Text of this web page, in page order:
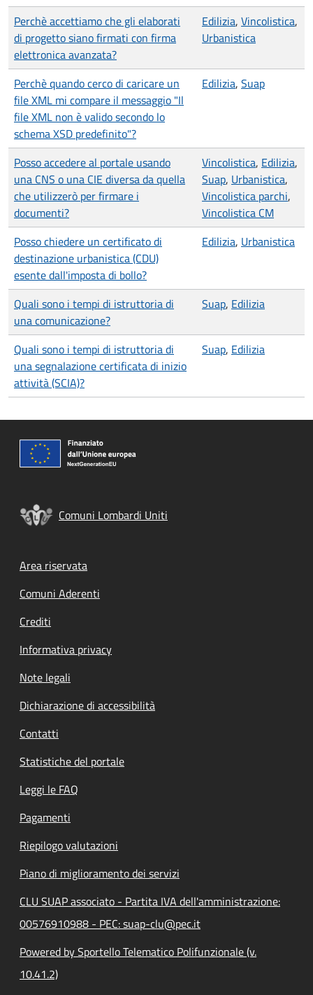
Perchè accettiamo che gli elaborati
di progetto siano firmati con firma
elettronica avanzata?
Edilizia, Vincolistica,
Urbanistica
Perchè quando cerco di caricare un
file XML mi compare il messaggio "Il
file XML non è valido secondo lo
schema XSD predefinito"?
Edilizia, Suap
Posso accedere al portale usando
una CNS o una CIE diversa da quella
che utilizzerò per firmare i
documenti?
Vincolistica, Edilizia,
Suap, Urbanistica,
Vincolistica parchi,
Vincolistica CM
Posso chiedere un certificato di
destinazione urbanistica (CDU)
esente dall'imposta di bollo?
Edilizia, Urbanistica
Quali sono i tempi di istruttoria di
una comunicazione?
Suap, Edilizia
Quali sono i tempi di istruttoria di
una segnalazione certificata di inizio
attività (SCIA)?
Suap, Edilizia
Comuni Lombardi Uniti
Footer menu
Area riservata
Comuni Aderenti
Crediti
Informativa privacy
Note legali
Dichiarazione di accessibilità
Contatti
Statistiche del portale
Leggi le FAQ
Pagamenti
Riepilogo valutazioni
Piano di miglioramento dei servizi
CLU SUAP associato - Partita IVA dell'amministrazione:
00576910988 - PEC: suap-clu@pec.it
Powered by Sportello Telematico Polifunzionale (v.
10.41.2)